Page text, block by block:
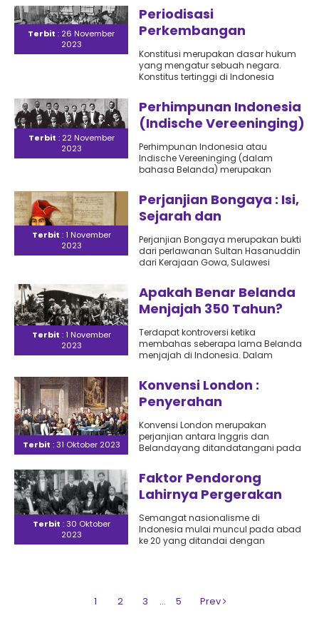
1945 (UUD 1945) yang merupakan..
Terbit : 26 November
2023
Periodisasi
Perkembangan
Konstitusi di Indonesia :
Sejarah dari 1945
hingga Sekarang
Konstitusi merupakan dasar hukum
yang mengatur sebuah negara.
Konstitus tertinggi di Indonesia
hingga sekarang,..
Terbit : 22 November
2023
Perhimpunan Indonesia
(Indische Vereeninging)
: Sejarah, Gerakan dan
Keanggotaan
Perhimpunan Indonesia atau
Indische Vereeninging (dalam
bahasa Belanda) merupakan
di Indonesia melainkan di negeri
Belanda...
Terbit : 1 November
2023
Perjanjian Bongaya : Isi,
Sejarah dan
Dampaknya
Perjanjian Bongaya merupakan bukti
dari perlawanan Sultan Hasanuddin
dari Kerajaan Gowa, Sulawesi
dari tahun 1666 hingga..
Terbit : 1 November
2023
Apakah Benar Belanda
Menjajah 350 Tahun?
Terdapat kontroversi ketika
membahas seberapa lama Belanda
menjajah di Indonesia. Dalam
Belanda menjajah Indonesia selama
350..
Terbit : 31 Oktober 2023
Konvensi London :
Penyerahan
Kedaulatan Jajahan
Indonesia dari Inggris
ke Hindia Belanda
Konvensi London merupakan
perjanjian antara Inggris dan
Belandayang ditandatangani pada
menyatakan bahwa Inggris
mengembalikan..
Terbit : 30 Oktober
2023
Faktor Pendorong
Lahirnya Pergerakan
Nasionalis Indonesia
Semangat nasionalisme di
Indonesia mulai muncul pada abad
ke 20 yang ditandai dengan
1 2 3 … 5 Prev